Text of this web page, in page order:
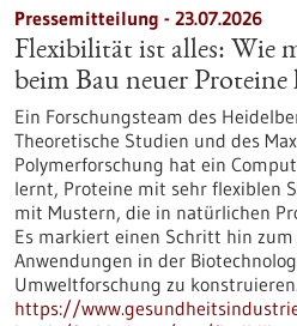
Pressemitteilung - 23.07.2026
Flexibilität ist alles: Wie
beim Bau neuer
Ein Forschungsteam des
Theoretische Studien und des
Polymerforschung hat ein
lernt, Proteine mit sehr flexiblen
mit Mustern, die in natürlichen
Es markiert einen Schritt hin
Anwendungen in der
Umweltforschung zu konstruieren.
https://